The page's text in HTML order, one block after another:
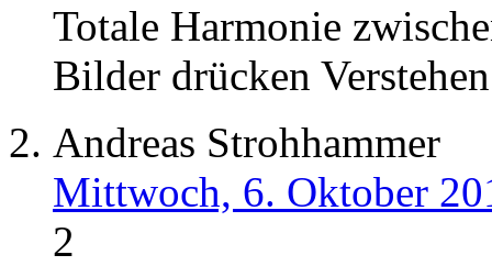
Totale Harmonie
Bilder drücken
Andreas Strohhammer
Mittwoch, 6. Oktober
2